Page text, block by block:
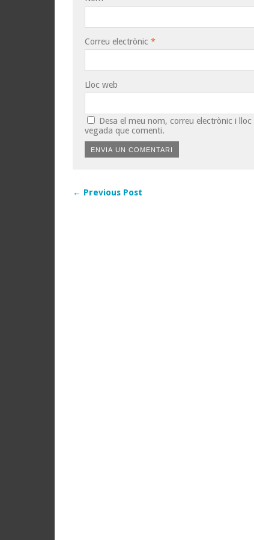
Correu electrònic *
Lloc web
Desa el meu nom, correu electrònic i
vegada que comenti.
← Previous Post